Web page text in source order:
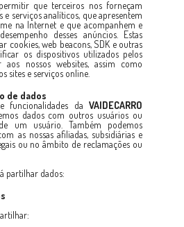
que terceiros nos forneçam
e serviços analíticos, que apresentem
na Internet e que acompanhem e
desses anúncios. Estas
cookies, web beacons, SDK e outras
os dispositivos utilizados pelos
aos nossos websites, assim como
sites e serviços online.
de dados
funcionalidades da VAIDECARRO
dados com outros usuários ou
um usuário. Também podemos
as nossas afiliadas, subsidiárias e
ou no âmbito de reclamações ou
partilhar dados: